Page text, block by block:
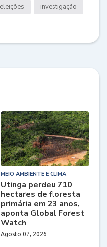
eleições investigação
MEIO AMBIENTE E CLIMA
Utinga perdeu 710
hectares de floresta
primária em 23 anos,
aponta Global Forest
Watch
Agosto 07, 2026